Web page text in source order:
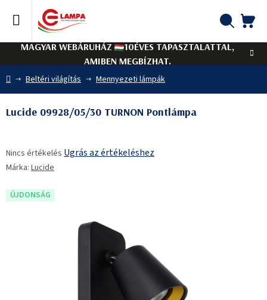
tartalomhoz
MAGYAR WEBÁRUHÁZ
10ÉVES TAPASZTALATTAL,
AMIBEN MEGBÍZHAT.
Kezdőlap
Beltéri világítás Mennyezeti lámpák
Lucide 09928/05/30 TURNON Pontlámpa
termék
átlagos
5-
Nincs értékelés Ugrás az értékeléshez
Márka: Lucide
ÚJDONSÁG